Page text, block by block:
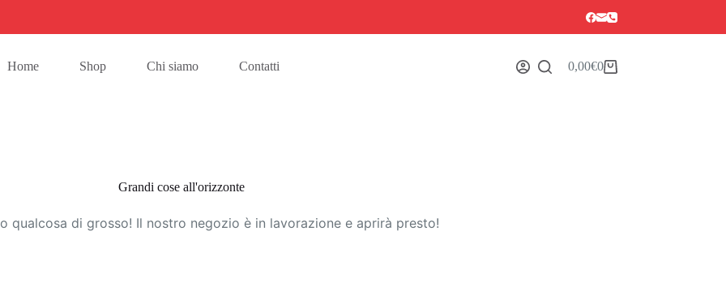
Home Shop Chi siamo Contatti Carrello
0,00€0
Grandi cose all'orizzonte
qualcosa di grosso! Il nostro negozio è in lavorazione e aprirà presto!